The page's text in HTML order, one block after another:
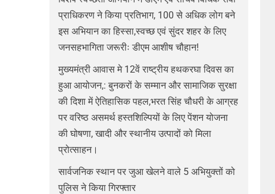
प्राधिकरण ने किया प्रतिभाग, 100 से अधिक लोग बने
इस अभियान का हिस्सा,स्वच्छ एवं सुंदर शहर के लिए
जनसहभागिता जरूरीः डीएम आशीष चौहान!
मुख्यमंत्री आवास मे 12वें राष्ट्रीय हथकरघा दिवस का
हुआ आयोजन,: बुनकरों के सम्मान और सामाजिक सुरक्षा
की दिशा में ऐतिहासिक पहल,भरत सिंह चौधरी के आग्रह
पर वरिष्ठ असमर्थ हस्तशिल्पियों के लिए पेंशन योजना
की घोषणा, खादी और स्थानीय उत्पादों को मिला
प्रोत्साहन।
सार्वजनिक स्थान पर जुआ खेलने वाले 5 अभियुक्तों को
पुलिस ने किया गिरफ्तार